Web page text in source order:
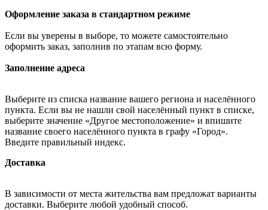
Оформление заказа в стандартном режиме
Если вы уверены в выборе, то можете самостоятельно
оформить заказ, заполнив по этапам всю форму.
Заполнение адреса
Выберите из списка название вашего региона и населённого
пункта. Если вы не нашли свой населённый пункт в списке,
выберите значение «Другое местоположение» и впишите
название своего населённого пункта в графу «Город».
Введите правильный индекс.
Доставка
В зависимости от места жительства вам предложат варианты
доставки. Выберите любой удобный способ.